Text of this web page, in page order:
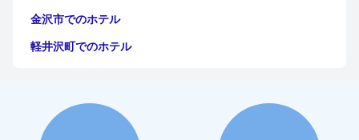
の場所からの騒音や壁が薄いことが原因で、騒音が発生すること
ますが、全体的な体験を大きく損なうものではありませんでし
た。
金沢市でのホテル
軽井沢町でのホテル
神戸市でのホテル
宮古島でのホテル